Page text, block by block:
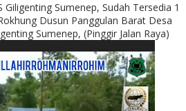
Sumenep, Sudah Tersedia 1
Dusun Panggulan Barat Desa
Sumenep, (Pinggir Jalan Raya)